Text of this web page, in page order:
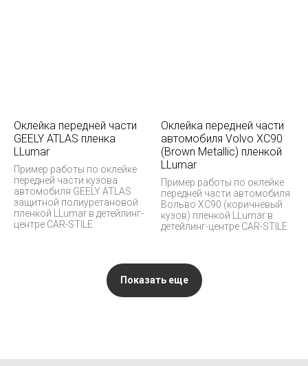
Оклейка передней части
GEELY ATLAS пленка
LLumar
Пример работы по оклейке
передней части кузова
автомобиля GEELY ATLAS
защитной полиуретановой
пленкой LLumar в детейлинг-
центре CAR-STILE
Оклейка передней части
автомобиля Volvo XC90
(Brown Metallic) пленкой
LLumar
Пример работы по оклейке
передней части автомобиля
Вольво XC90 (коричневый
кузов) пленкой LLumar в
детейлинг-центре CAR-STILE
Показать еще